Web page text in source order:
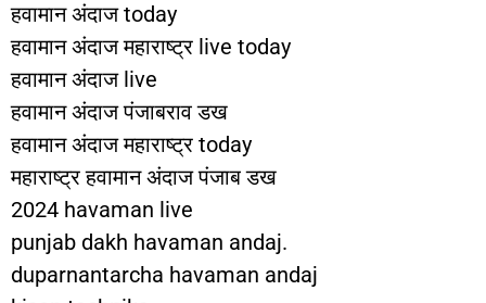
हवामान अंदाज today
हवामान अंदाज महाराष्ट्र live today
हवामान अंदाज live
हवामान अंदाज पंजाबराव डख
हवामान अंदाज महाराष्ट्र today
महाराष्ट्र हवामान अंदाज पंजाब डख
2024 havaman live
punjab dakh havaman andaj.
duparnantarcha havaman andaj